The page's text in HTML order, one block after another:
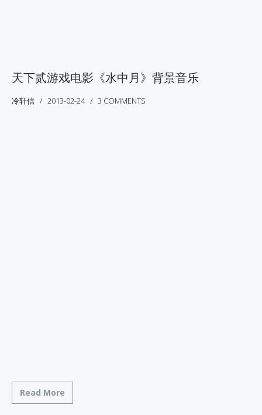
天下贰游戏电影《水中月》背景音乐
冷轩信 2013-02-24 3 COMMENTS
Read More